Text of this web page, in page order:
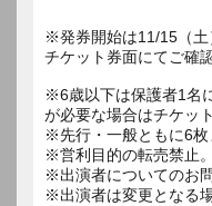
※発券開始は11/15（土
チケット券面にてご確
※6歳以下は保護者1名
が必要な場合はチケット
※先行・一般ともに6枚
※営利目的の転売禁止。
※出演者についてのお
※出演者は変更となる